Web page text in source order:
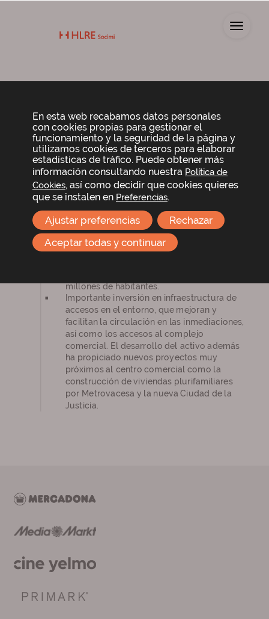
CC. LAGOH
Centro comercial desarrollado por Lar España e
inaugurado el 26 de septiembre de 2019. Actualmente
se encuentra en una ocupación física de
prácticamente el 100%
Gracias a su excelente localización a 4
kilómetros del centro de Sevilla, y su
proximidad al resto de municipios del
millones de habitantes.
Importante inversión en infraestructura de
accesos en el entorno, que mejoran y
facilitan la circulación en las inmediaciones,
así como los accesos al complejo
comercial. El desarrollo del activo además
ha propiciado nuevos proyectos muy
próximos al centro comercial como la
construcción de viviendas plurifamiliares
por Metrovacesa y la nueva Ciudad de la
Justicia.
En esta web recabamos datos personales
con cookies propias para gestionar el
funcionamiento y la seguridad de la página y
utilizamos cookies de terceros para elaborar
estadísticas de tráfico. Puede obtener más
información consultando nuestra Política de
Cookies, así como decidir que cookies quieres
que se instalen en Preferencias.
Aceptar todas y continuar
Rechazar
Ajustar preferencias